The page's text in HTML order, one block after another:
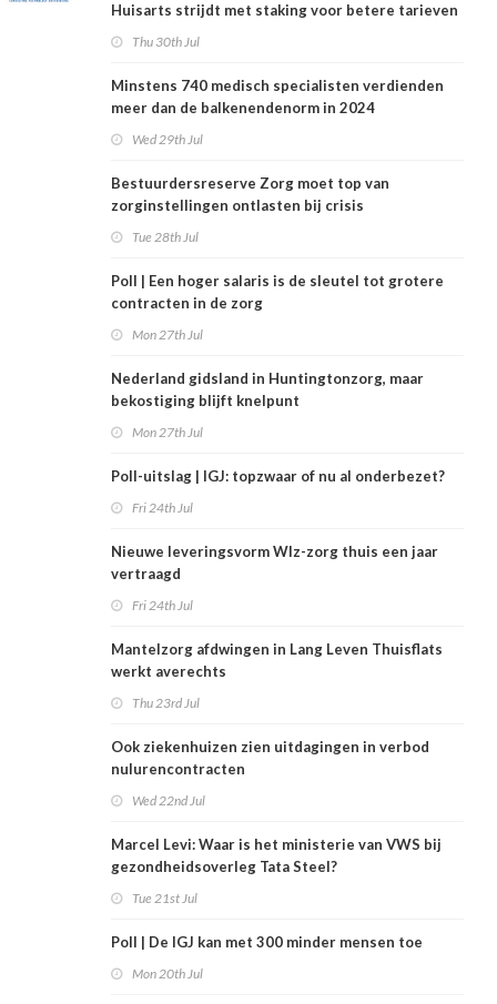
Huisarts strijdt met staking voor betere tarieven
Thu 30th Jul
Minstens 740 medisch specialisten verdienden
meer dan de balkenendenorm in 2024
Wed 29th Jul
Bestuurdersreserve Zorg moet top van
zorginstellingen ontlasten bij crisis
Tue 28th Jul
Poll | Een hoger salaris is de sleutel tot grotere
contracten in de zorg
Mon 27th Jul
Nederland gidsland in Huntingtonzorg, maar
bekostiging blijft knelpunt
Mon 27th Jul
Poll-uitslag | IGJ: topzwaar of nu al onderbezet?
Fri 24th Jul
Nieuwe leveringsvorm Wlz-zorg thuis een jaar
vertraagd
Fri 24th Jul
Mantelzorg afdwingen in Lang Leven Thuisflats
werkt averechts
Thu 23rd Jul
Ook ziekenhuizen zien uitdagingen in verbod
nulurencontracten
Wed 22nd Jul
Marcel Levi: Waar is het ministerie van VWS bij
gezondheidsoverleg Tata Steel?
Tue 21st Jul
Poll | De IGJ kan met 300 minder mensen toe
Mon 20th Jul